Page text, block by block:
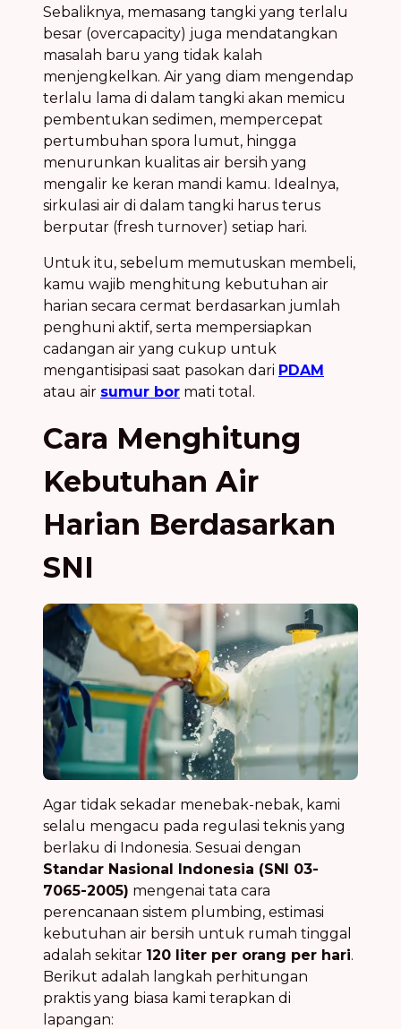
Sebaliknya, memasang tangki yang terlalu
besar (overcapacity) juga mendatangkan
masalah baru yang tidak kalah
menjengkelkan. Air yang diam mengendap
terlalu lama di dalam tangki akan memicu
pembentukan sedimen, mempercepat
pertumbuhan spora lumut, hingga
menurunkan kualitas air bersih yang
mengalir ke keran mandi kamu. Idealnya,
sirkulasi air di dalam tangki harus terus
berputar (fresh turnover) setiap hari.
Untuk itu, sebelum memutuskan membeli,
kamu wajib menghitung kebutuhan air
harian secara cermat berdasarkan jumlah
penghuni aktif, serta mempersiapkan
cadangan air yang cukup untuk
mengantisipasi saat pasokan dari PDAM
atau air sumur bor mati total.
Cara Menghitung
Kebutuhan Air
Harian Berdasarkan
SNI
Agar tidak sekadar menebak-nebak, kami
selalu mengacu pada regulasi teknis yang
berlaku di Indonesia. Sesuai dengan
Standar Nasional Indonesia (SNI 03-
7065-2005) mengenai tata cara
perencanaan sistem plumbing, estimasi
kebutuhan air bersih untuk rumah tinggal
adalah sekitar 120 liter per orang per hari.
Berikut adalah langkah perhitungan
praktis yang biasa kami terapkan di
lapangan: